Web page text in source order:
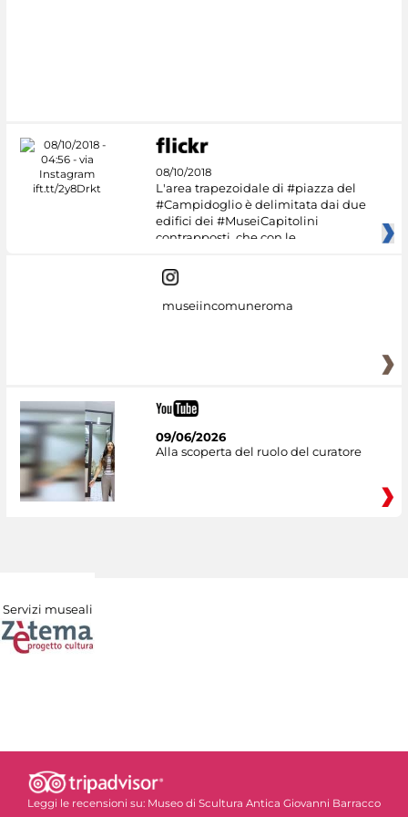
08/10/2018
L'area trapezoidale di #piazza del
#Campidoglio è delimitata dai due
edifici dei #MuseiCapitolini
contrapposti, che con le
museiincomuneroma
09/06/2026
Alla scoperta del ruolo del curatore
Servizi museali
Leggi le recensioni su: Museo di Scultura Antica Giovanni Barracco